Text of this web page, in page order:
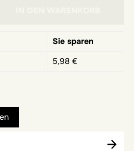
Sie sparen
5,98 €